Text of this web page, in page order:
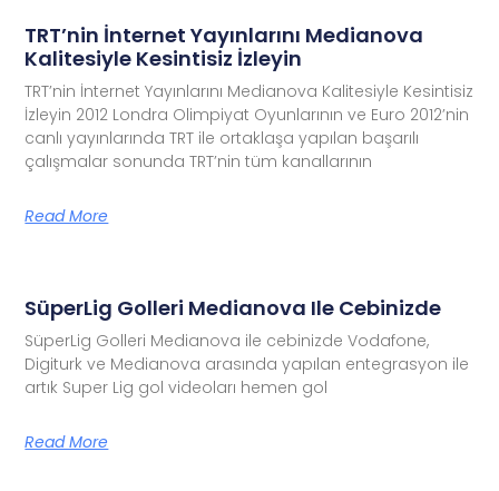
TRT’nin İnternet Yayınlarını Medianova
Kalitesiyle Kesintisiz İzleyin
TRT’nin İnternet Yayınlarını Medianova Kalitesiyle Kesintisiz
İzleyin 2012 Londra Olimpiyat Oyunlarının ve Euro 2012’nin
canlı yayınlarında TRT ile ortaklaşa yapılan başarılı
çalışmalar sonunda TRT’nin tüm kanallarının
Read More
SüperLig Golleri Medianova Ile Cebinizde
SüperLig Golleri Medianova ile cebinizde Vodafone,
Digiturk ve Medianova arasında yapılan entegrasyon ile
artık Super Lig gol videoları hemen gol
Read More